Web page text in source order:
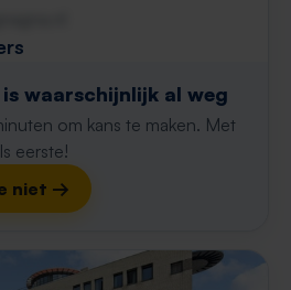
waarschijnlijk al weg
om kans te maken. Met
eerste!
niet →